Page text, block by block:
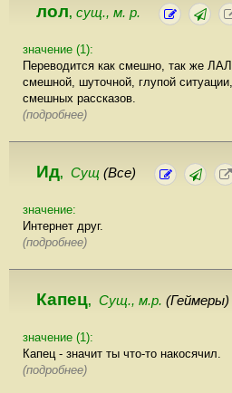
лол, сущ., м. р.
значение (1):
Переводится как смешно, так же
смешной, шуточной, глупой
смешных рассказов.
(подробнее)
Ид, Сущ (Все)
значение:
Интернет друг.
(подробнее)
Капец, Сущ., м.р. (Геймеры)
значение (1):
Капец - значит ты что-то накосячил.
(подробнее)